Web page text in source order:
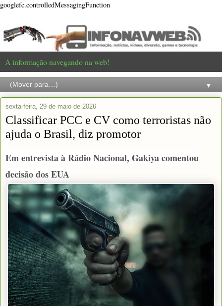
googlefc.controlledMessagingFunction
A informação navegando na web!
▼
sexta-feira, 29 de maio de 2026
Classificar PCC e CV como terroristas não
ajuda o Brasil, diz promotor
Em entrevista à Rádio Nacional, Gakiya comentou
decisão dos EUA